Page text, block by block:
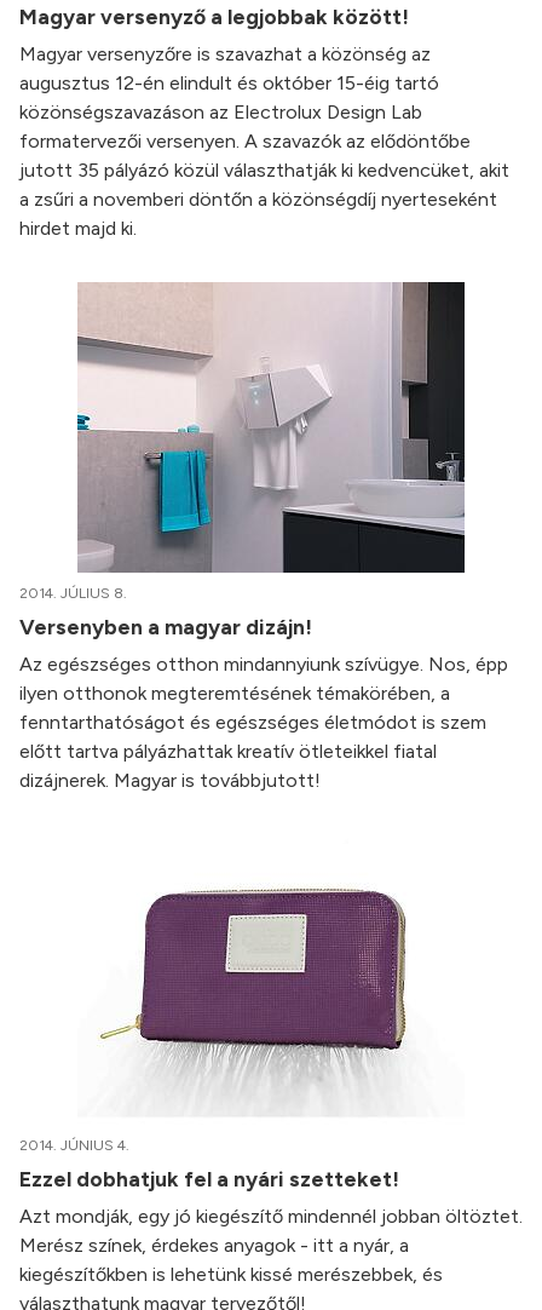
Magyar versenyző a legjobbak között!
Magyar versenyzőre is szavazhat a közönség az
augusztus 12-én elindult és október 15-éig tartó
közönségszavazáson az Electrolux Design Lab
formatervezői versenyen. A szavazók az elődöntőbe
jutott 35 pályázó közül választhatják ki kedvencüket, akit
a zsűri a novemberi döntőn a közönségdíj nyerteseként
hirdet majd ki.
2014. JÚLIUS 8.
Versenyben a magyar dizájn!
Az egészséges otthon mindannyiunk szívügye. Nos, épp
ilyen otthonok megteremtésének témakörében, a
fenntarthatóságot és egészséges életmódot is szem
előtt tartva pályázhattak kreatív ötleteikkel fiatal
dizájnerek. Magyar is továbbjutott!
2014. JÚNIUS 4.
Ezzel dobhatjuk fel a nyári szetteket!
Azt mondják, egy jó kiegészítő mindennél jobban öltöztet.
Merész színek, érdekes anyagok - itt a nyár, a
kiegészítőkben is lehetünk kissé merészebbek, és
választhatunk magyar tervezőtől!